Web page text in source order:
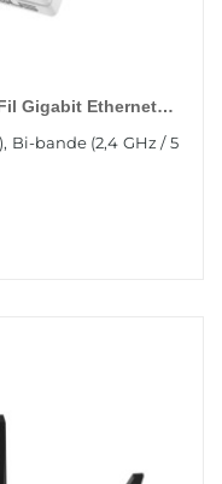
Gigabit Ethernet
Bi-bande (2,4 GHz / 5